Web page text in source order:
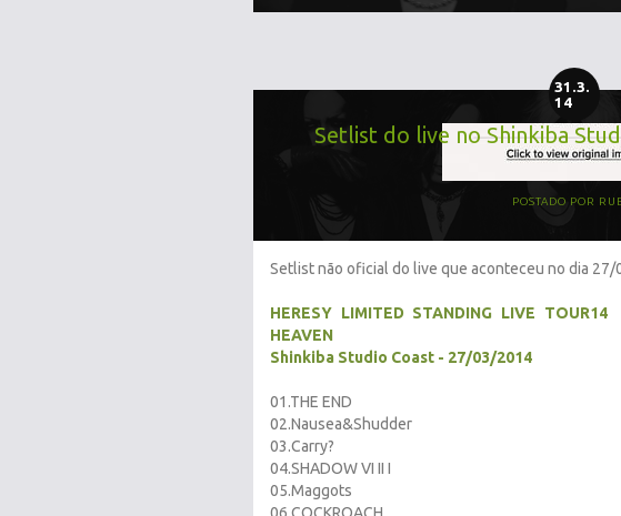
31.3.
14
Setlist do live no Shinkiba
POSTADO POR
Setlist não oficial do live que aconteceu no dia 27/
HERESY LIMITED STANDING LIVE
HEAVEN
Shinkiba Studio Coast - 27/03/2014
01.THE END
02.Nausea&Shudder
03.Carry?
04.SHADOW VI II I
05.Maggots